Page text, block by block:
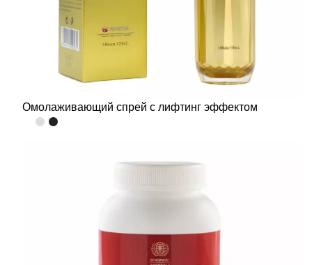
Омолаживающий спрей с лифтинг эффектом